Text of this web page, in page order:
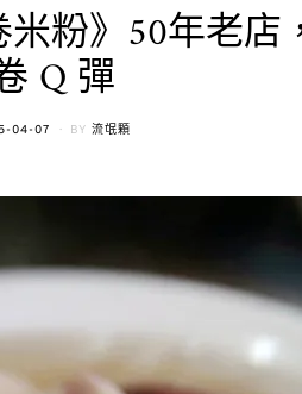
粉》50年老店
Q 彈
04-07 BY 流氓顆